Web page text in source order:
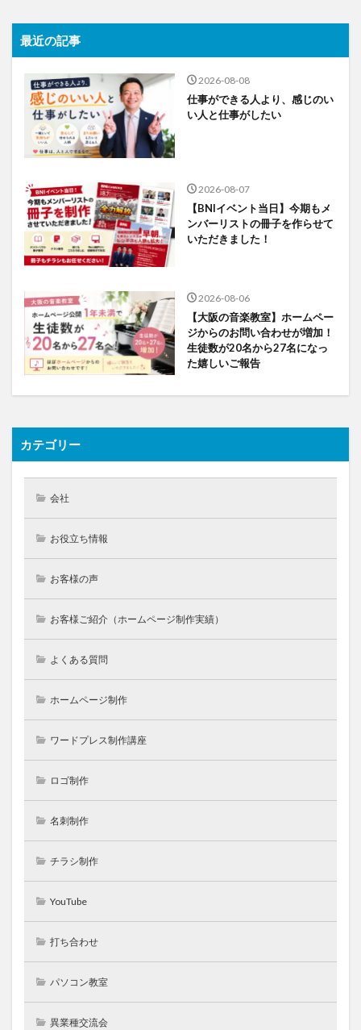
最近の記事
2026-08-08
仕事ができる人より、感じのい
い人と仕事がしたい
2026-08-07
【BNIイベント当日】今期もメ
ンバーリストの冊子を作らせて
いただきました！
2026-08-06
【大阪の音楽教室】ホームペー
ジからのお問い合わせが増加！
生徒数が20名から27名になっ
た嬉しいご報告
カテゴリー
会社
お役立ち情報
お客様の声
お客様ご紹介（ホームページ制作実績）
よくある質問
ホームページ制作
ワードプレス制作講座
ロゴ制作
名刺制作
チラシ制作
YouTube
打ち合わせ
パソコン教室
異業種交流会